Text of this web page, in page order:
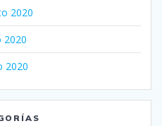
2020
2020
2020